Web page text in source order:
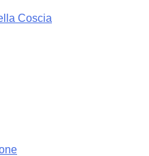
Coscia